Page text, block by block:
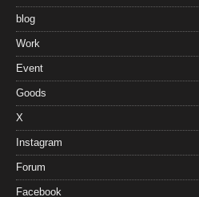
blog
Work
Event
Goods
X
Instagram
Forum
Facebook